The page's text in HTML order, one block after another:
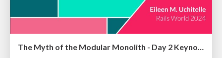
The Myth of the Modular Monolith - Day 2 Keynote - Rails World 2024